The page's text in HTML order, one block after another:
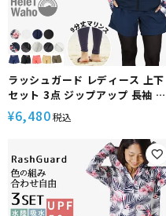
ラッシュガード レディース 上下
セット 3点 ジップアップ 長袖 フ
ードなし レギンス サーフパンツ
水着 30代 40代 50代 体型カバー
ゆったり UVカット 水陸両用 プー
ル 海 ランニング ヨガ 接触冷感
ヘレイワホ 運動 スポーツ 夏
¥6,480税込